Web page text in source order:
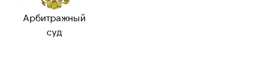
номер:
Можно набрать
международно:
Арбитражный
суд